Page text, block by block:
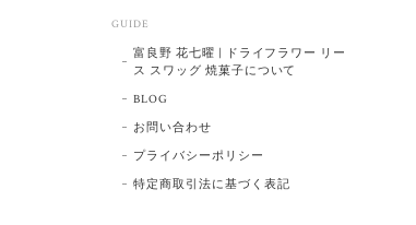
GUIDE
富良野 花七曜 | ドライフラワー リー
ス スワッグ 焼菓子について
BLOG
お問い合わせ
プライバシーポリシー
特定商取引法に基づく表記